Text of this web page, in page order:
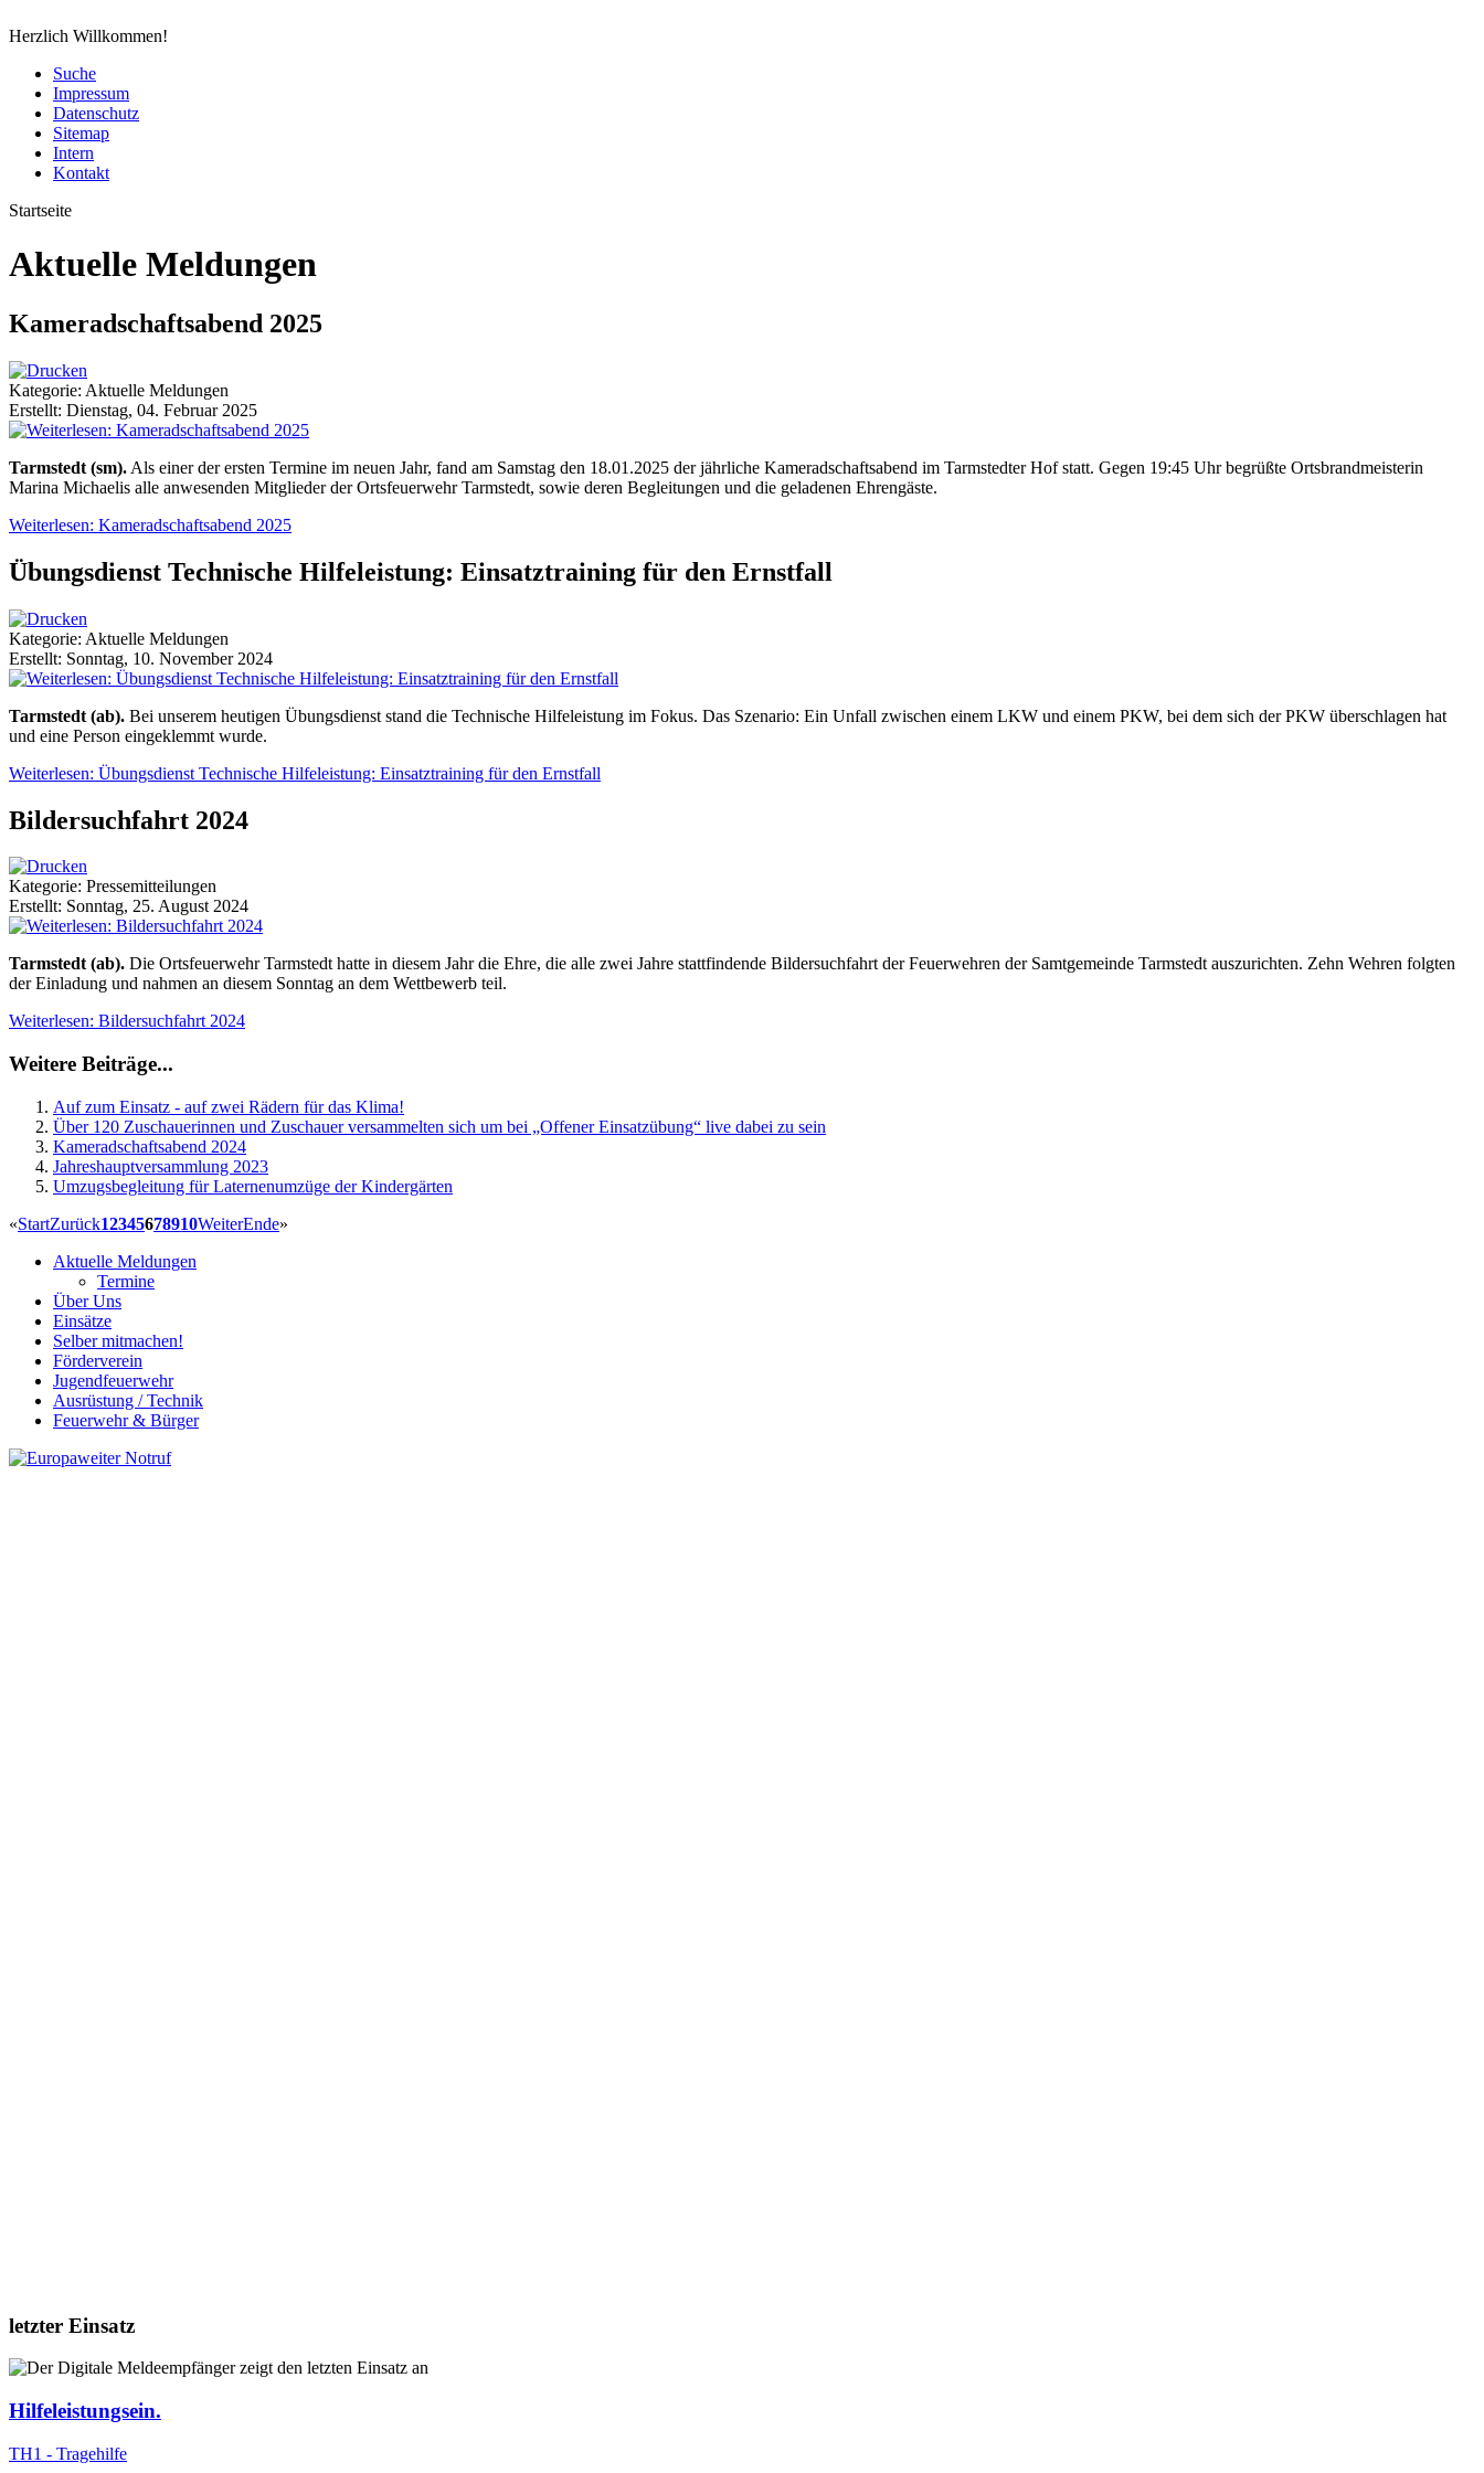
Herzlich Willkommen!
Suche
Impressum
Datenschutz
Sitemap
Intern
Kontakt
Startseite
Aktuelle Meldungen
Kameradschaftsabend 2025
Kategorie: Aktuelle Meldungen
Erstellt: Dienstag, 04. Februar 2025
Tarmstedt (sm). Als einer der ersten Termine im neuen Jahr, fand am Samstag den 18.01.2025 der jährliche Kameradschaftsabend im Tarmstedter Hof statt. Gegen 19:45 Uhr begrüßte Ortsbrandmeisterin
Marina Michaelis alle anwesenden Mitglieder der Ortsfeuerwehr Tarmstedt, sowie deren Begleitungen und die geladenen Ehrengäste.
Weiterlesen: Kameradschaftsabend 2025
Übungsdienst Technische Hilfeleistung: Einsatztraining für den Ernstfall
Kategorie: Aktuelle Meldungen
Erstellt: Sonntag, 10. November 2024
Tarmstedt (ab). Bei unserem heutigen Übungsdienst stand die Technische Hilfeleistung im Fokus. Das Szenario: Ein Unfall zwischen einem LKW und einem PKW, bei dem sich der PKW überschlagen hat
und eine Person eingeklemmt wurde.
Weiterlesen: Übungsdienst Technische Hilfeleistung: Einsatztraining für den Ernstfall
Bildersuchfahrt 2024
Kategorie: Pressemitteilungen
Erstellt: Sonntag, 25. August 2024
Tarmstedt (ab). Die Ortsfeuerwehr Tarmstedt hatte in diesem Jahr die Ehre, die alle zwei Jahre stattfindende Bildersuchfahrt der Feuerwehren der Samtgemeinde Tarmstedt auszurichten. Zehn Wehren folgten
der Einladung und nahmen an diesem Sonntag an dem Wettbewerb teil.
Weiterlesen: Bildersuchfahrt 2024
Weitere Beiträge...
Auf zum Einsatz - auf zwei Rädern für das Klima!
Über 120 Zuschauerinnen und Zuschauer versammelten sich um bei „Offener Einsatzübung“ live dabei zu sein
Kameradschaftsabend 2024
Jahreshauptversammlung 2023
Umzugsbegleitung für Laternenumzüge der Kindergärten
«StartZurück12345678910WeiterEnde»
Aktuelle Meldungen
Termine
Über Uns
Einsätze
Selber mitmachen!
Förderverein
Jugendfeuerwehr
Ausrüstung / Technik
Feuerwehr & Bürger
letzter Einsatz
Hilfeleistungsein.
TH1 - Tragehilfe